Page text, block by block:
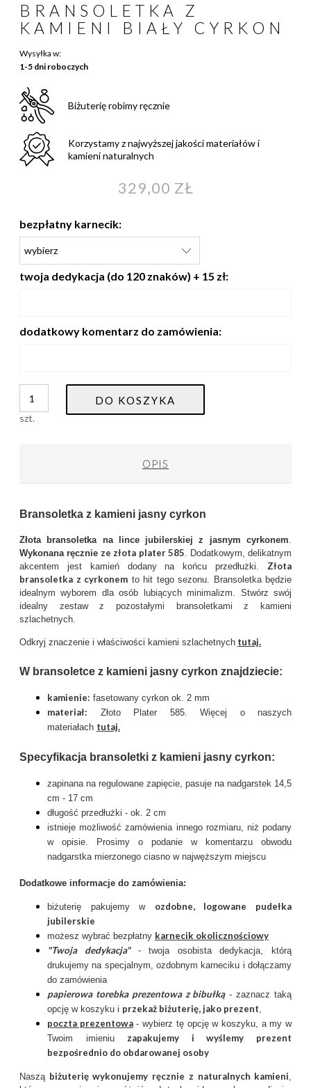
BRANSOLETKA Z
KAMIENI BIAŁY CYRKON
Wysyłka w:
1-5 dni roboczych
Biżuterię robimy ręcznie
Korzystamy z najwyższej jakości materiałów i
kamieni naturalnych
329,00 ZŁ
bezpłatny karnecik:
twoja dedykacja (do 120 znaków) + 15 zł:
dodatkowy komentarz do zamówienia:
szt.
DO KOSZYKA
OPIS
Bransoletka z kamieni jasny cyrkon
Złota bransoletka na lince jubilerskiej z jasnym cyrkonem
Wykonana ręcznie ze złota plater 585 . Dodatkowym, delikatnym
akcentem jest kamień dodany na końcu przedłużki. Złota
bransoletka z cyrkonem to hit tego sezonu. Bransoletka będzie
idealnym wyborem dla osób lubiących minimalizm. Stwórz swój
idealny zestaw z pozostałymi bransoletkami z kamieni
szlachetnych.
Odkryj znaczenie i właściwości kamieni szlachetnych tutaj.
W bransoletce z kamieni jasny cyrkon znajdziecie:
kamienie: fasetowany cyrkon ok. 2 mm
materiał: Złoto Plater 585. Więcej o naszych
materiałach tutaj.
Specyfikacja bransoletki z kamieni jasny cyrkon:
zapinana na regulowane zapięcie, pasuje na nadgarstek 14,5
cm - 17 cm
długość przedłużki - ok. 2 cm
istnieje możliwość zamówienia innego rozmiaru, niż podany
w opisie. Prosimy o podanie w komentarzu obwodu
nadgarstka mierzonego ciasno w najwęższym miejscu
Dodatkowe informacje do zamówienia:
biżuterię pakujemy w ozdobne, logowane pudełka
jubilerskie
możesz wybrać bezpłatny karnecik okolicznościowy
"Twoja dedykacja"-twoja osobista dedykacja, którą
drukujemy na specjalnym, ozdobnym karneciku i dołączamy
do zamówienia
papierowa torebka prezentowa z bibułką- zaznacz taką
opcję w koszyku i przekaż biżuterię, jako prezent,
poczta prezentowa- wybierz tę opcję w koszyku, a my w
Twoim imieniuzapakujemy i wyślemy prezent
bezpośrednio do obdarowanej osoby
Naszą biżuterię wykonujemy ręcznie z naturalnych kamieni,